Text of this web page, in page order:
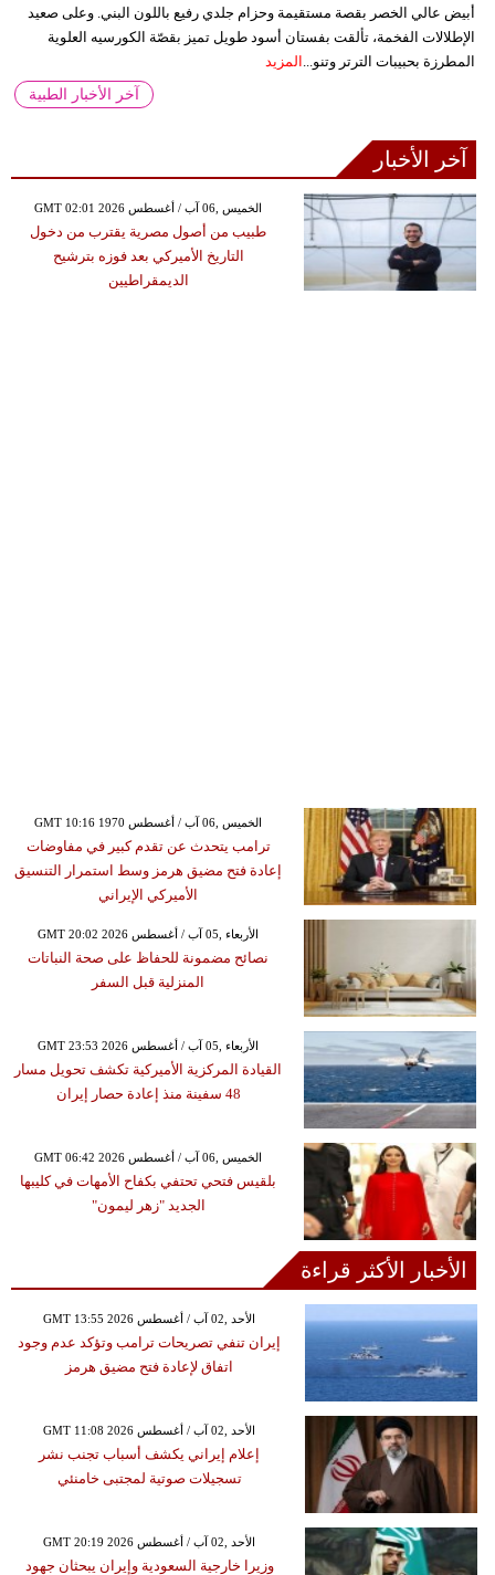
أبيض عالي الخصر بقصة مستقيمة وحزام جلدي رفيع باللون البني. وعلى صعيد
الإطلالات الفخمة، تألقت بفستان أسود طويل تميز بقصّة الكورسيه العلوية
المطرزة بحبيبات الترتر وتنو... المزيد
آخر الأخبار الطبية
آخر الأخبار
GMT 02:01 2026 الخميس ,06 آب / أغسطس
طبيب من أصول مصرية يقترب من دخول
التاريخ الأميركي بعد فوزه بترشيح
الديمقراطيين
GMT 10:16 1970 الخميس ,06 آب / أغسطس
ترامب يتحدث عن تقدم كبير في مفاوضات
إعادة فتح مضيق هرمز وسط استمرار التنسيق
الأميركي الإيراني
GMT 20:02 2026 الأربعاء ,05 آب / أغسطس
نصائح مضمونة للحفاظ على صحة النباتات
المنزلية قبل السفر
GMT 23:53 2026 الأربعاء ,05 آب / أغسطس
القيادة المركزية الأميركية تكشف تحويل مسار
48 سفينة منذ إعادة حصار إيران
GMT 06:42 2026 الخميس ,06 آب / أغسطس
بلقيس فتحي تحتفي بكفاح الأمهات في كليبها
الجديد "زهر ليمون"
الأخبار الأكثر قراءة
GMT 13:55 2026 الأحد ,02 آب / أغسطس
إيران تنفي تصريحات ترامب وتؤكد عدم وجود
اتفاق لإعادة فتح مضيق هرمز
GMT 11:08 2026 الأحد ,02 آب / أغسطس
إعلام إيراني يكشف أسباب تجنب نشر
تسجيلات صوتية لمجتبى خامنئي
GMT 20:19 2026 الأحد ,02 آب / أغسطس
وزيرا خارجية السعودية وإيران يبحثان جهود